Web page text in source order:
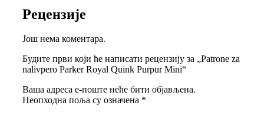
Рецензије
Још нема коментара.
Будите први који ће написати рецензију за „Patrone za
nalivpero Parker Royal Quink Purpur Mini“
Ваша адреса е-поште неће бити објављена.
Неопходна поља су означена *